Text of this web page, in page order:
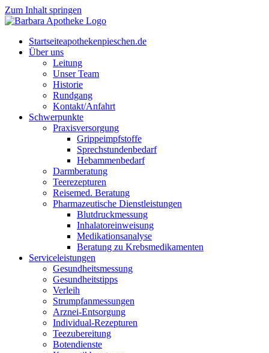
Zum Inhalt springen
Start­sei­teapothekenpieschen.de
Über uns
Lei­tung
Unser Team
His­to­rie
Rund­gang
Kontakt/Anfahrt
Schwer­punk­te
Pra­xis­ver­sor­gung
Grip­pe­impf­stof­fe
Sprech­stun­den­be­darf
Heb­am­men­be­darf
Darm­be­ra­tung
Tee­re­zep­tu­ren
Rei­se­med. Beratung
Phar­ma­zeu­ti­sche Dienstleistungen
Blut­druck­mes­sung
Inha­la­tor­ein­wei­sung
Medi­ka­ti­ons­ana­ly­se
Bera­tung zu Krebsmedikamenten
Ser­vice­leis­tun­gen
Gesund­heits­mes­sung
Gesund­heits­tipps
Ver­leih
Strumpfan­mes­sun­gen
Arz­n­ei-Ent­­sor­­gung
Indi­­vi­­du­al-Rezep­­tu­­ren
Tee­zu­be­rei­tung
Boten­diens­te